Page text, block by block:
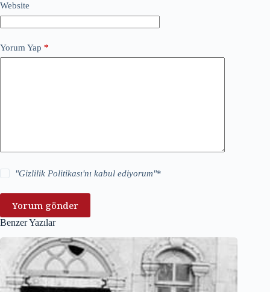
Website
Yorum Yap *
"Gizlilik Politikası'nı kabul ediyorum"*
Yorum gönder
Benzer Yazılar